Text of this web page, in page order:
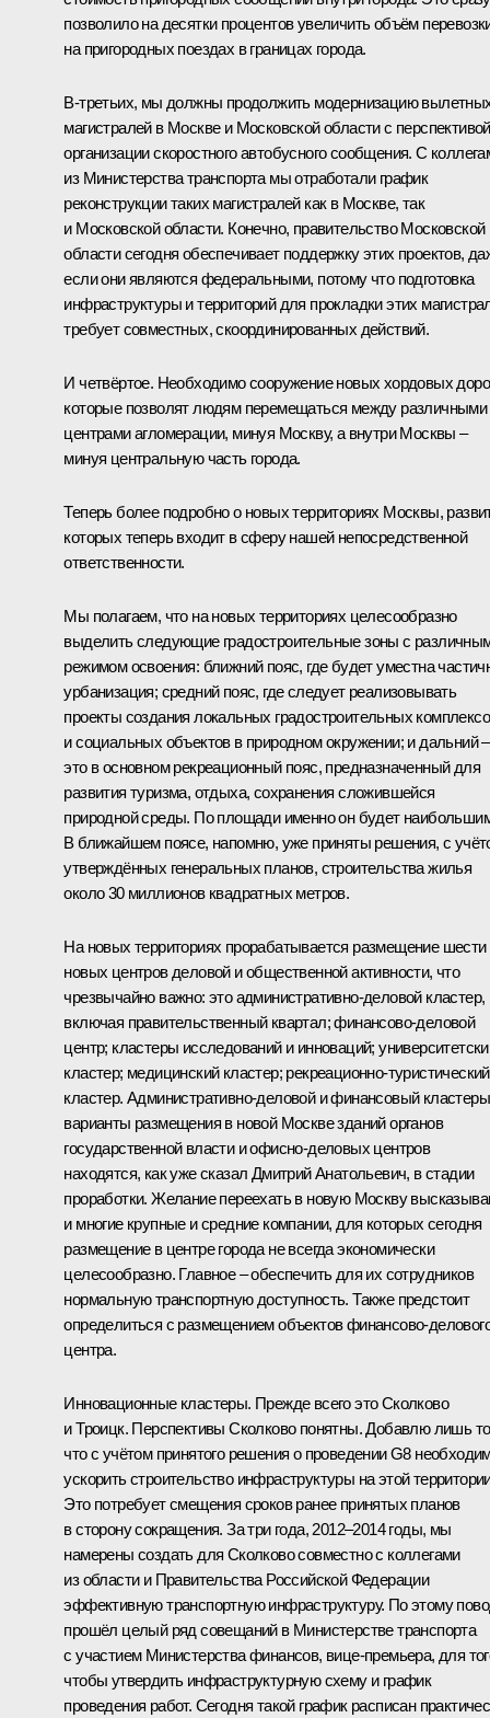
позволило на десятки процентов увеличить объём
на пригородных поездах в границах города.
В‑третьих, мы должны продолжить модернизацию
магистралей в Москве и Московской области с перспективой
организации скоростного автобусного сообщения. С
из Министерства транспорта мы отработали график
реконструкции таких магистралей как в Москве, так
и Московской области. Конечно, правительство Московской
области сегодня обеспечивает поддержку этих проектов,
если они являются федеральными, потому что подготовка
инфраструктуры и территорий для прокладки этих
требует совместных, скоординированных действий.
И четвёртое. Необходимо сооружение новых хордовых
которые позволят людям перемещаться между различными
центрами агломерации, минуя Москву, а внутри Москвы –
минуя центральную часть города.
Теперь более подробно о новых территориях Москвы,
которых теперь входит в сферу нашей непосредственной
ответственности.
Мы полагаем, что на новых территориях целесообразно
выделить следующие градостроительные зоны с
режимом освоения: ближний пояс, где будет уместна
урбанизация; средний пояс, где следует реализовывать
проекты создания локальных градостроительных
и социальных объектов в природном окружении; и дальний –
это в основном рекреационный пояс, предназначенный для
развития туризма, отдыха, сохранения сложившейся
природной среды. По площади именно он будет
В ближайшем поясе, напомню, уже приняты решения, с
утверждённых генеральных планов, строительства жилья
около 30 миллионов квадратных метров.
На новых территориях прорабатывается размещение шести
новых центров деловой и общественной активности, что
чрезвычайно важно: это административно-деловой кластер,
включая правительственный квартал; финансово-деловой
центр; кластеры исследований и инноваций;
кластер; медицинский кластер; рекреационно-туристический
кластер. Административно-деловой и финансовый
варианты размещения в новой Москве зданий органов
государственной власти и офисно-деловых центров
находятся, как уже сказал Дмитрий Анатольевич, в стадии
проработки. Желание переехать в новую Москву
и многие крупные и средние компании, для которых сегодня
размещение в центре города не всегда экономически
целесообразно. Главное – обеспечить для их сотрудников
нормальную транспортную доступность. Также предстоит
определиться с размещением объектов финансово-
центра.
Инновационные кластеры. Прежде всего это Сколково
и Троицк. Перспективы Сколково понятны. Добавлю лишь
что с учётом принятого решения о проведении G8
ускорить строительство инфраструктуры на этой
Это потребует смещения сроков ранее принятых планов
в сторону сокращения. За три года, 2012–2014 годы, мы
намерены создать для Сколково совместно с коллегами
из области и Правительства Российской Федерации
эффективную транспортную инфраструктуру. По этому
прошёл целый ряд совещаний в Министерстве транспорта
с участием Министерства финансов, вице-премьера, для
чтобы утвердить инфраструктурную схему и график
проведения работ. Сегодня такой график расписан